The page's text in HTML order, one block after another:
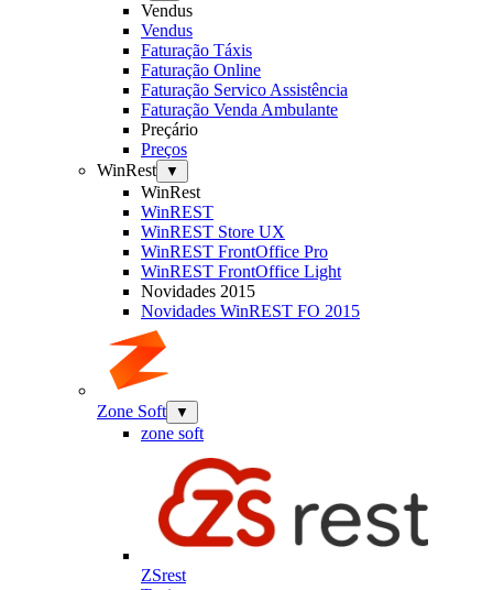
Vendus
Vendus
Faturação Táxis
Faturação Online
Faturação Servico Assistência
Faturação Venda Ambulante
Preçário
Preços
WinRest
▼
WinRest
WinREST
WinREST Store UX
WinREST FrontOffice Pro
WinREST FrontOffice Light
Novidades 2015
Novidades WinREST FO 2015
Zone Soft ▼
zone soft
ZSrest